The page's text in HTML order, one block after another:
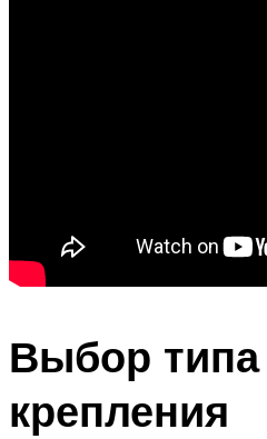
Выбор типа
крепления